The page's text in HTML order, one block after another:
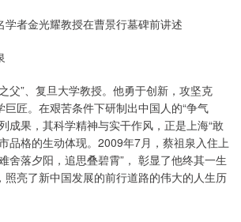
学者金光耀教授在曹景行墓碑前讲述
父”、复旦大学教授。他勇于创新，攻坚克
匠。在艰苦条件下研制出中国人的“争气
果，其科学精神与实干作风，正是上海“敢
品格的生动体现。2009年7月，蔡祖泉入住上
舍落夕阳，追思叠碧霄”， 彰显了他终其一生
照亮了新中国发展的前行道路的伟大的人生历